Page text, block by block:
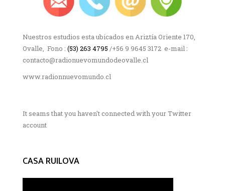
Nuestros estudios esta ubicados en Ariztía Oriente 170,
Ovalle, Fono : (53) 263 4795 /+56 9 9645 3172 e-mail :
contacto@radionuevomundodeovalle.cl
www.radionnuevomundo.cl
It seams that you haven't connected with your Twitter
account
CASA RUILOVA